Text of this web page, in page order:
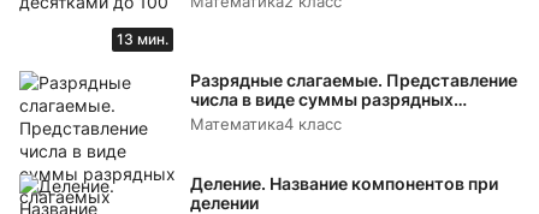
13 мин.
Разрядные слагаемые. Представление
числа в виде суммы разрядных
слагаемых
Математика4 класс
Деление. Название компонентов при
делении